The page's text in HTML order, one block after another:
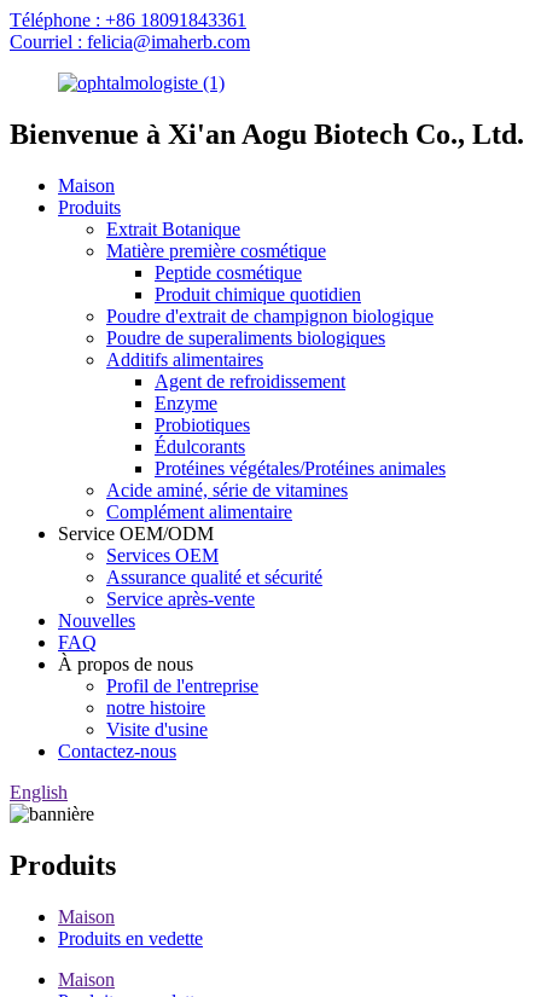
Téléphone : +86 18091843361
Courriel : felicia@imaherb.com
Bienvenue à Xi'an Aogu Biotech Co., Ltd.
Maison
Produits
Extrait Botanique
Matière première cosmétique
Peptide cosmétique
Produit chimique quotidien
Poudre d'extrait de champignon biologique
Poudre de superaliments biologiques
Additifs alimentaires
Agent de refroidissement
Enzyme
Probiotiques
Édulcorants
Protéines végétales/Protéines animales
Acide aminé, série de vitamines
Complément alimentaire
Service OEM/ODM
Services OEM
Assurance qualité et sécurité
Service après-vente
Nouvelles
FAQ
À propos de nous
Profil de l'entreprise
notre histoire
Visite d'usine
Contactez-nous
English
Produits
Maison
Produits en vedette
Maison